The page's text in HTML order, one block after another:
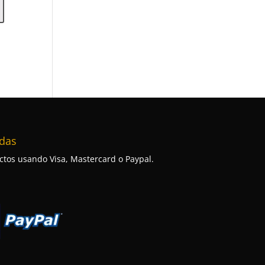
usando Visa, Mastercard o Paypal.